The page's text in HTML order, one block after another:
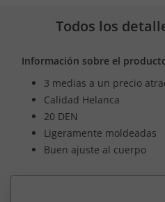
Todos los
Información sobre el
3 medias a un precio
Calidad Helanca
20 DEN
Ligeramente moldeadas
Buen ajuste al cuerpo